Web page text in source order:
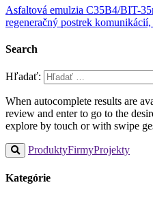
Asfaltová emulzia C35B4/BIT-
regeneračný postrek
Search
Hľadať:
When autocomplete results are
review and enter to go to the
explore by touch or with swipe
ProduktyFirmyProjekty
Kategórie